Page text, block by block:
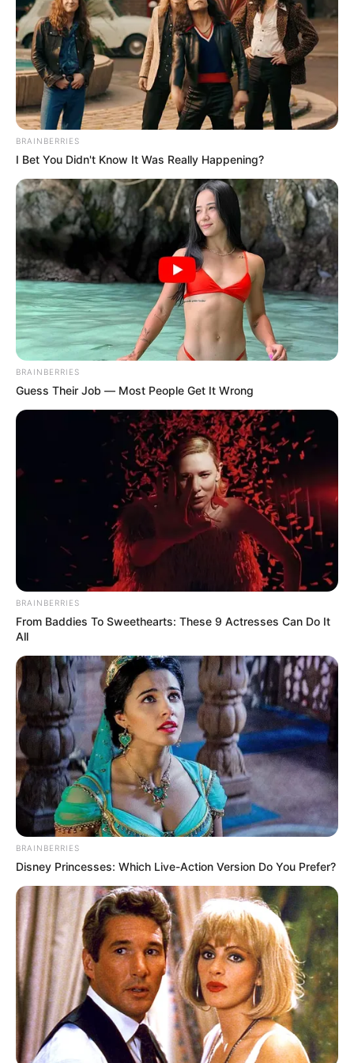
Autoridades del Eje
Cafetero buscan blindar la
declaratoria de Paisaje
Cultural Cafetero
CAFETEROS
Santander: el futuro del
café santandereano se
decide en las urnas el 6 de
septiembre de 2026
CAFETEROS
Cafeteros costeños tienen
plazo hasta el 30 de junio
para aspirar a los comités
del gremio
CAFETEROS
Huila le apuesta al futuro:
abrirán la primera Escuela
Universitaria del Café
ESTADO DE LAS VÍAS
Cafeteros tendrán mejores
vías: 12 municipios del
Huila estrenarán placa
CAFETEROS
Cafeteros de la Sierra le
'jalan la oreja' al Gobierno:
"nos van a sacar de las
fincas pa' dárselas a
indígenas"
CARGAR MÁS
TEMAS DESTACADOS
EMERGENCIAS POR LLUVIAS
FUERTES LLUVIAS
VIA AL LLANO
LIGA BETPLAY
METRO DE MEDELLÍN
CORTES DE LUZ
CORTES DE AGUA
FENÓMENO DEL NIÑO
BRAINBERRIES
I Bet You Didn't Know It Was Really Happening?
BRAINBERRIES
Guess Their Job — Most People Get It Wrong
BRAINBERRIES
From Baddies To Sweethearts: These 9 Actresses Can Do It
All
BRAINBERRIES
Disney Princesses: Which Live-Action Version Do You Prefer?